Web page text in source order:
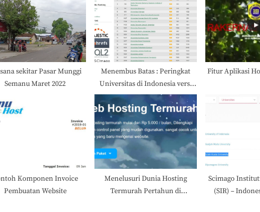
t
sekitar Pasar Munggi
Semanu Maret 2022
Menembus Batas : Peringkat
Universitas di Indonesia versi
Webometrics Juli 2023
Fitur Aplikasi
Komponen Invoice
Pembuatan Website
Menelusuri Dunia Hosting
Termurah Pertahun di
Scimago
(SIR) –